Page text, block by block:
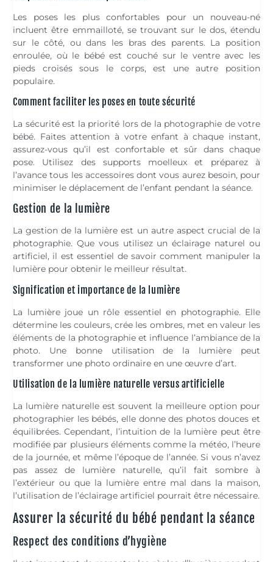
Les poses les plus confortables pour un nouveau-né
incluent être emmailloté, se trouvant sur le dos, étendu
sur le côté, ou dans les bras des parents. La position
enroulée, où le bébé est couché sur le ventre avec les
pieds croisés sous le corps, est une autre position
populaire.
Comment faciliter les poses en toute sécurité
La sécurité est la priorité lors de la photographie de votre
bébé. Faites attention à votre enfant à chaque instant,
assurez-vous qu’il est confortable et sûr dans chaque
pose. Utilisez des supports moelleux et préparez à
l’avance tous les accessoires dont vous aurez besoin, pour
minimiser le déplacement de l’enfant pendant la séance.
Gestion de la lumière
La gestion de la lumière est un autre aspect crucial de la
photographie. Que vous utilisez un éclairage naturel ou
artificiel, il est essentiel de savoir comment manipuler la
lumière pour obtenir le meilleur résultat.
Signification et importance de la lumière
La lumière joue un rôle essentiel en photographie. Elle
détermine les couleurs, crée les ombres, met en valeur les
éléments de la photographie et influence l’ambiance de la
photo. Une bonne utilisation de la lumière peut
transformer une photo ordinaire en une œuvre d’art.
Utilisation de la lumière naturelle versus artificielle
La lumière naturelle est souvent la meilleure option pour
photographier les bébés, elle donne des photos douces et
équilibrées. Cependant, l’intuition de la lumière peut être
modifiée par plusieurs éléments comme la météo, l’heure
de la journée, et même l’époque de l’année. Si vous n’avez
pas assez de lumière naturelle, qu’il fait sombre à
l’extérieur ou que la lumière entre mal dans la maison,
l’utilisation de l’éclairage artificiel pourrait être nécessaire.
Assurer la sécurité du bébé pendant la séance
Respect des conditions d’hygiène